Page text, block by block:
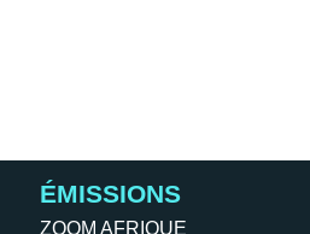
ÉMISSIONS
ZOOM AFRIQUE